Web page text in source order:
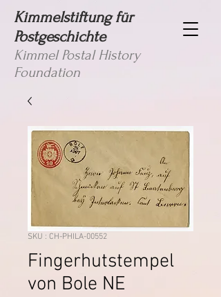
Kimmelstiftung für
Postgeschichte
Kimmel Postal History
Foundation
SKU : CH-PHILA-00552
Fingerhutstempel
von Bole NE